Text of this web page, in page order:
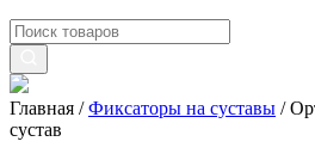
Главная /Фиксаторы на суставы /
сустав